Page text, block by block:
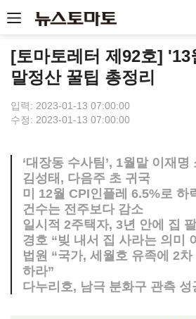
[토마토레터 제92호] '13
말정산 꿀팁 총정리
입력: 2023-01-13 07:00:00
수정: 2023-01-13 07:00:00
‘대장동 수사팀’, 1월말 이재
김성태, 다음주 초 귀국
미 12월 CPI인플레 6.5%로
건수는 전주보다 감소
일시적 2주택자, 3년 안에 집
경호 “빚 내서 집 사라는 의미
법원 “국가, 세월호 유족에 2
하라”
다누리호, 남극 분화구 관측 성